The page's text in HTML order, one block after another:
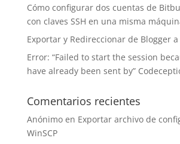
Cómo configurar dos cuentas de
con claves SSH en una misma
Exportar y Redireccionar de Blogger a
Error: “Failed to start the session
have already been sent by”
Comentarios recientes
Anónimoen Exportar archivo de
WinSCP